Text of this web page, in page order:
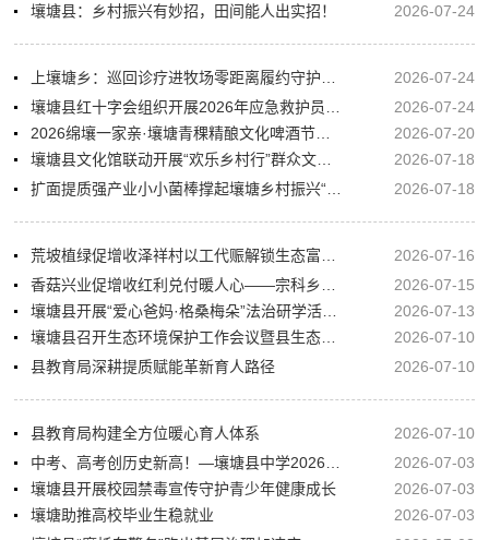
壤塘县：乡村振兴有妙招，田间能人出实招！
2026-07-24
2026-07-24
2026-07-24
2026-07-20
2026-07-18
2026-07-18
2026-07-16
2026-07-15
2026-07-13
2026-07-10
县教育局深耕提质赋能革新育人路径
2026-07-10
县教育局构建全方位暖心育人体系
2026-07-10
2026-07-03
壤塘县开展校园禁毒宣传守护青少年健康成长
2026-07-03
壤塘助推高校毕业生稳就业
2026-07-03